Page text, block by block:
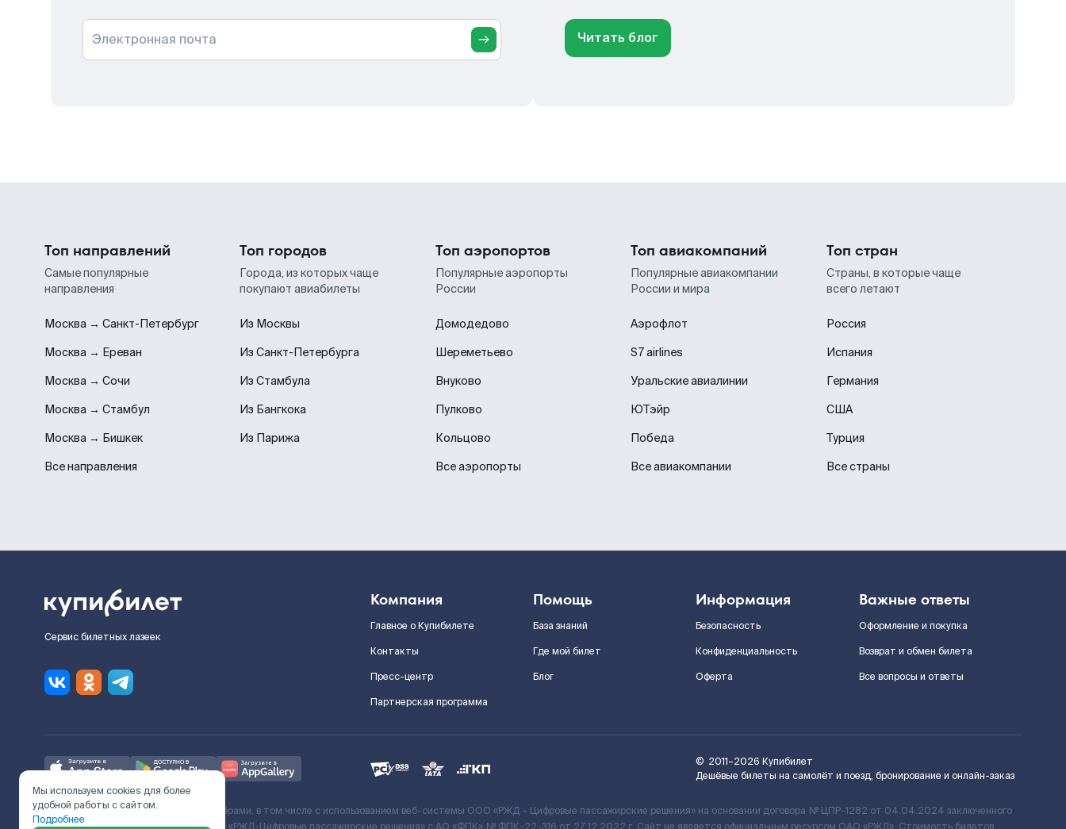
Электронная почта Читать блог
Топ направлений
Самые популярные
направления
Москва → Санкт-Петербург
Москва → Ереван
Москва → Сочи
Москва → Стамбул
Москва → Бишкек
Все направления
Топ городов
Города, из которых чаще
покупают авиабилеты
Из Москвы
Из Санкт-Петербурга
Из Стамбула
Из Бангкока
Из Парижа
Топ аэропортов
Популярные аэропорты
России
Домодедово
Шереметьево
Внуково
Пулково
Кольцово
Все аэропорты
Топ авиакомпаний
Популярные авиакомпании
России и мира
Аэрофлот
S7 airlines
Уральские авиалинии
ЮТэйр
Победа
Все авиакомпании
Топ стран
Страны, в которые чаще
всего летают
Россия
Испания
Германия
США
Турция
Все страны
Сервис билетных лазеек
Компания
Главное о Купибилете
Контакты
Пресс-центр
Партнерская программа
Помощь
База знаний
Где мой билет
Блог
Информация
Безопасность
Конфиденциальность
Оферта
Важные ответы
Оформление и покупка
Возврат и обмен билета
Все вопросы и ответы
© 2011–2026 Купибилет
Дешёвые билеты на самолёт и поезд, бронирование и онлайн-заказ
Ж/Д билеты предоставляются партнёрами, в том числе с использованием веб-системы ООО «РЖД – Цифровые пассажирские решения» на основании договора № ЦПР-1282 от 04.04.2024 заключенного
Мы используем cookies для более
удобной работы с сайтом.
Подробнее